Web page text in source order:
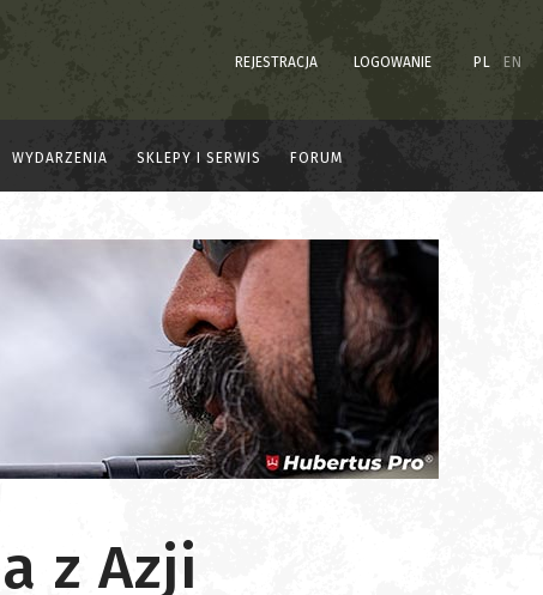
REJESTRACJA LOGOWANIE PL EN
WYDARZENIA SKLEPY I SERWIS FORUM
z Azji